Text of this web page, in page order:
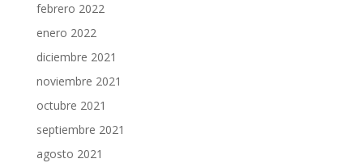
febrero 2022
enero 2022
diciembre 2021
noviembre 2021
octubre 2021
septiembre 2021
agosto 2021